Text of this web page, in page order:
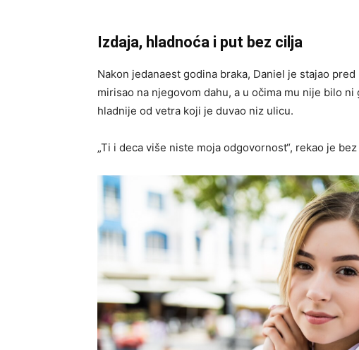
Izdaja, hladnoća i put bez cilja
Nakon jedanaest godina braka, Daniel je stajao
mirisao na njegovom dahu, a u očima mu nije bilo
hladnije od vetra koji je duvao niz ulicu.
„Ti i deca više niste moja odgovornost“, rekao je